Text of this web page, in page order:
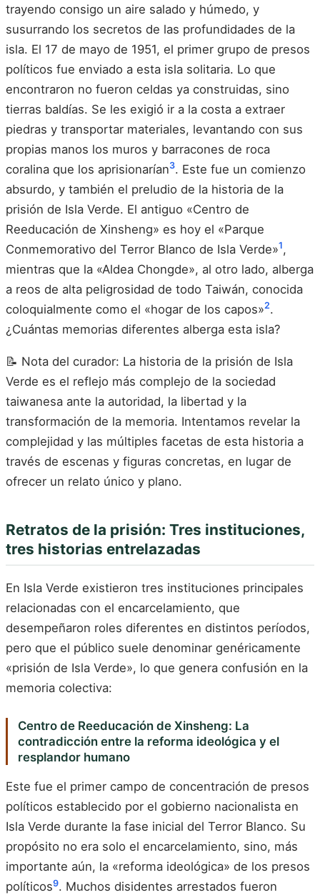
trayendo consigo un aire salado y húmedo, y
susurrando los secretos de las profundidades de la
isla. El 17 de mayo de 1951, el primer grupo de presos
políticos fue enviado a esta isla solitaria. Lo que
encontraron no fueron celdas ya construidas, sino
tierras baldías. Se les exigió ir a la costa a extraer
piedras y transportar materiales, levantando con sus
propias manos los muros y barracones de roca
coralina que los aprisionarían3. Este fue un comienzo
absurdo, y también el preludio de la historia de la
prisión de Isla Verde. El antiguo «Centro de
Reeducación de Xinsheng» es hoy el «Parque
Conmemorativo del Terror Blanco de Isla Verde»1,
mientras que la «Aldea Chongde», al otro lado, alberga
a reos de alta peligrosidad de todo Taiwán, conocida
coloquialmente como el «hogar de los capos»2.
¿Cuántas memorias diferentes alberga esta isla?
📝 Nota del curador: La historia de la prisión de Isla
Verde es el reflejo más complejo de la sociedad
taiwanesa ante la autoridad, la libertad y la
transformación de la memoria. Intentamos revelar la
complejidad y las múltiples facetas de esta historia a
través de escenas y figuras concretas, en lugar de
ofrecer un relato único y plano.
Retratos de la prisión: Tres instituciones,
tres historias entrelazadas
En Isla Verde existieron tres instituciones principales
relacionadas con el encarcelamiento, que
desempeñaron roles diferentes en distintos períodos,
pero que el público suele denominar genéricamente
«prisión de Isla Verde», lo que genera confusión en la
memoria colectiva:
Centro de Reeducación de Xinsheng: La
contradicción entre la reforma ideológica y el
resplandor humano
Este fue el primer campo de concentración de presos
políticos establecido por el gobierno nacionalista en
Isla Verde durante la fase inicial del Terror Blanco. Su
propósito no era solo el encarcelamiento, sino, más
importante aún, la «reforma ideológica» de los presos
políticos9. Muchos disidentes arrestados fueron